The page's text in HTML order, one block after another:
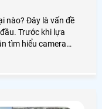
nào? Đây là vấn đề
Trước khi lựa
tìm hiểu camera